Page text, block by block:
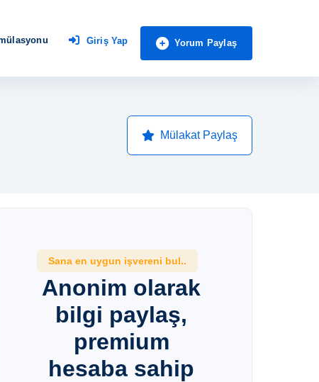
Giriş Yap Yorum Paylaş
Mülakat Paylaş
Sana en uygun işvereni bul..
Anonim olarak
bilgi paylaş,
premium
hesaba sahip